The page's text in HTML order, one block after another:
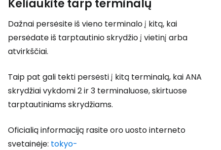
Keliaukite tarp terminalų
Dažnai persėsite iš vieno terminalo į kitą, kai
persėdate iš tarptautinio skrydžio į vietinį arba
atvirkščiai.
Taip pat gali tekti persėsti į kitą terminalą, kai ANA
skrydžiai vykdomi 2 ir 3 terminaluose, skirtuose
tarptautiniams skrydžiams.
Oficialią informaciją rasite oro uosto interneto
svetainėje: tokyo-